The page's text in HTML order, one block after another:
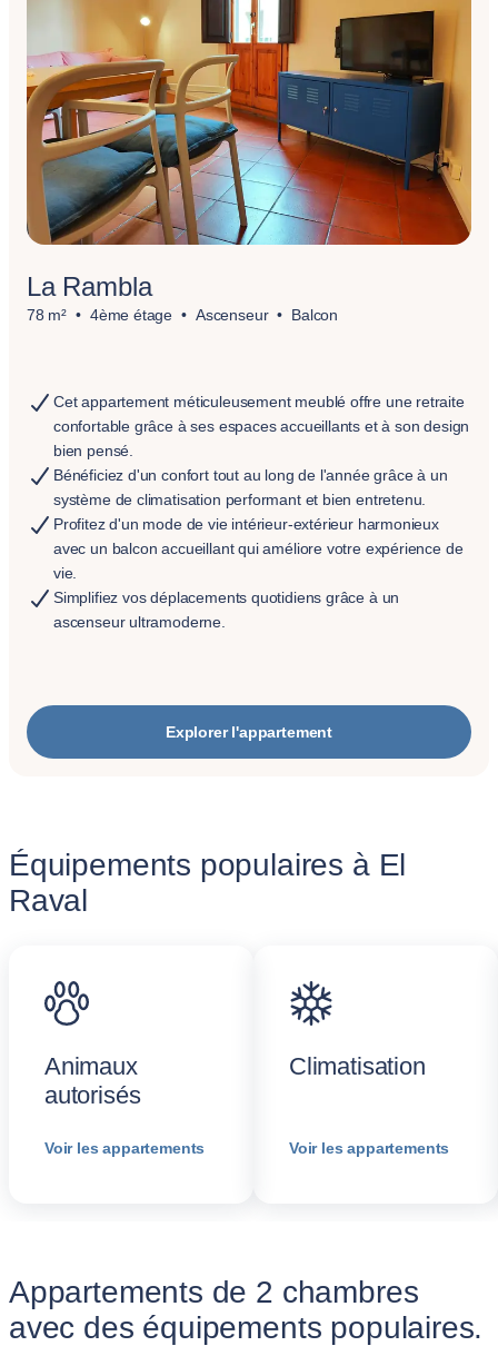
La Rambla
78 m² 4ème étage Ascenseur Balcon
Cet appartement méticuleusement meublé offre une retraite
confortable grâce à ses espaces accueillants et à son design
bien pensé.
Bénéficiez d'un confort tout au long de l'année grâce à un
système de climatisation performant et bien entretenu.
Profitez d'un mode de vie intérieur-extérieur harmonieux
avec un balcon accueillant qui améliore votre expérience de
vie.
Simplifiez vos déplacements quotidiens grâce à un
ascenseur ultramoderne.
Explorer l'appartement
Équipements populaires à El
Raval
Animaux
autorisés
Voir les appartements
Climatisation
Voir les appartements
Appartements de 2 chambres
avec des équipements populaires.